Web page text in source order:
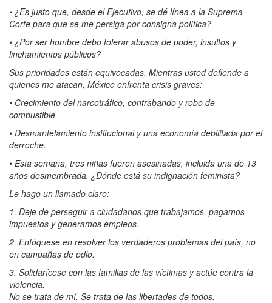
• ¿Es justo que, desde el Ejecutivo, se dé línea a la Suprema
Corte para que se me persiga por consigna política?
• ¿Por ser hombre debo tolerar abusos de poder, insultos y
linchamientos públicos?
Sus prioridades están equivocadas. Mientras usted defiende a
quienes me atacan, México enfrenta crisis graves:
• Crecimiento del narcotráfico, contrabando y robo de
combustible.
• Desmantelamiento institucional y una economía debilitada por el
derroche.
• Esta semana, tres niñas fueron asesinadas, incluida una de 13
años desmembrada. ¿Dónde está su indignación feminista?
Le hago un llamado claro:
1. Deje de perseguir a ciudadanos que trabajamos, pagamos
impuestos y generamos empleos.
2. Enfóquese en resolver los verdaderos problemas del país, no
en campañas de odio.
3. Solidarícese con las familias de las víctimas y actúe contra la
violencia.
No se trata de mí. Se trata de las libertades de todos.